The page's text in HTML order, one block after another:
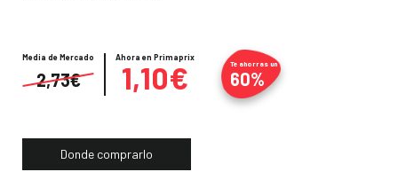
Precio
Media de Mercado
2,73€
Ahora en Primaprix
1,10€ Te ahorras un
60%
Donde comprarlo